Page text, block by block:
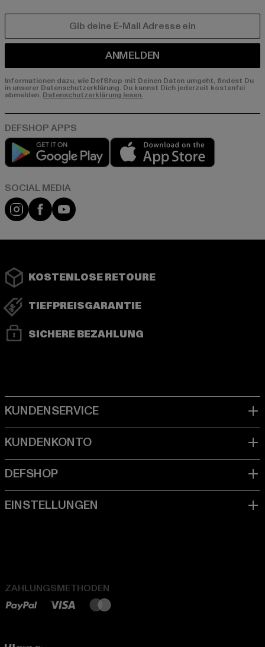
ANMELDEN
Informationen dazu, wie DefShop mit Deinen Daten umgeht, findest Du
in unserer Datenschutzerklärung. Du kannst Dich jederzeit kostenfei
abmelden. Datenschutzerklärung lesen.
Play market
Instagram
FacebookYouTube
KOSTENLOSE RETOURE
TIEFPREISGARANTIE
SICHERE BEZAHLUNG
ZAHLUNGSMETHODEN